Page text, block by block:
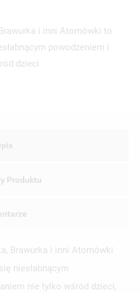
i inni Atomówki to
powodzeniem i
dzieci
Produktu
Brawurka i inni Atomówki
niesłabnącym
nie tylko wśród dzieci,